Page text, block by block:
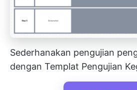
Sederhanakan pengujian
dengan Templat Pengujian